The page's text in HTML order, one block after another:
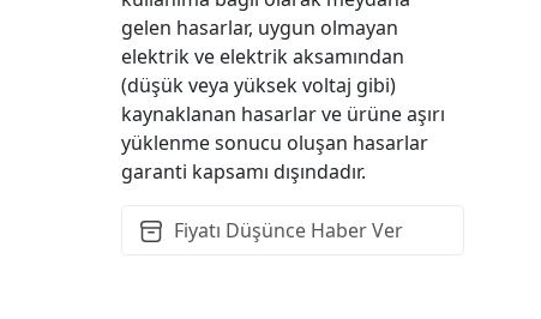
gelen hasarlar, uygun olmayan
elektrik ve elektrik aksamından
(düşük veya yüksek voltaj gibi)
kaynaklanan hasarlar ve ürüne aşırı
yüklenme sonucu oluşan hasarlar
garanti kapsamı dışındadır.
Fiyatı Düşünce Haber Ver